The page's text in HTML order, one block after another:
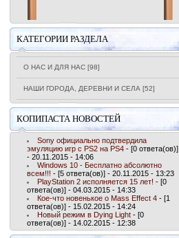
КАТЕГОРИИ РАЗДЕЛА
О НАС И ДЛЯ НАС [98]
НАШИ ГОРОДА, ДЕРЕВНИ И СЕЛА [52]
КОПИПАСТА НОВОСТЕЙ
Sony официально подтвердила
эмуляцию игр с PS2 на PS4 - [0 ответа(ов)]
- 20.11.2015 - 14:06
Windows 10 - Бесплатно абсолютно
всем!!! - [5 ответа(ов)] - 20.11.2015 - 13:23
PlayStation 2 исполняется 15 лет! - [0
ответа(ов)] - 04.03.2015 - 14:33
Кое-что новенькое о Mass Effect 4 - [1
ответа(ов)] - 15.02.2015 - 14:24
Новый режим в Dying Light - [0
ответа(ов)] - 14.02.2015 - 12:38